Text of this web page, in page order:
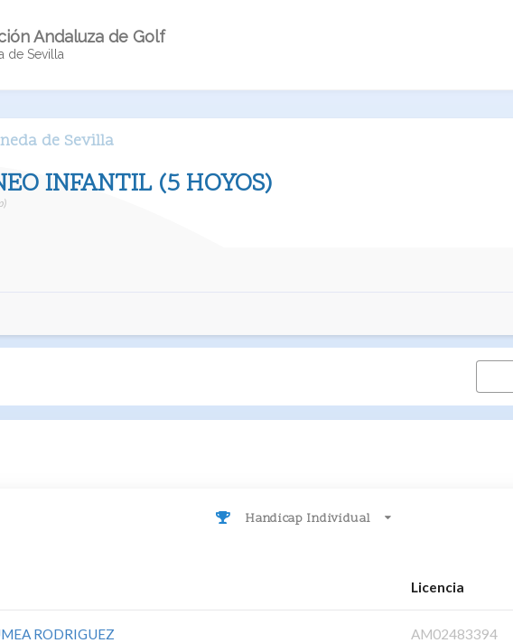
Andaluza de Golf
de Sevilla
de Sevilla
INFANTIL (5 HOYOS)
Handicap Individual
Licencia
RODRIGUEZ AM02483394